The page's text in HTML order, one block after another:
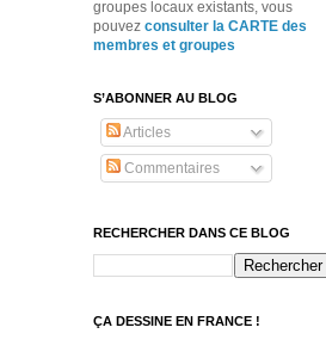
groupes locaux existants, vous
pouvez consulter la CARTE des
membres et groupes
S’ABONNER AU BLOG
Articles
Commentaires
RECHERCHER DANS CE BLOG
ÇA DESSINE EN FRANCE !